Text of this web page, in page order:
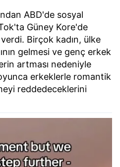
ABD'de sosyal
Güney Kore'de
Birçok kadın, ülke
gelmesi ve genç erkek
artması nedeniyle
erkeklerle romantik
reddedeceklerini